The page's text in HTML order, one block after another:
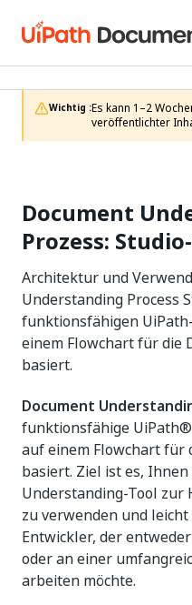
Wichtig :Es kann 1–2
veröffentlichter
Document
Prozess:
Architektur und
Understanding Process
funktionsfähigen
einem Flowchart für die
basiert.
Document
funktionsfähige
auf einem Flowchart
basiert. Ziel ist es,
Understanding-Tool zur
zu verwenden und
Entwickler, der
oder an einer
arbeiten möchte.